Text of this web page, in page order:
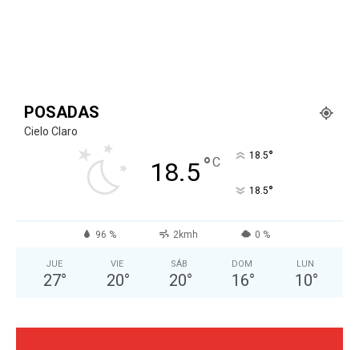
POSADAS
Cielo Claro
18.5°C 18.5°
18.5°
96 % 2kmh 0 %
JUE
27°
VIE
20°
SÁB
20°
DOM
16°
LUN
10°